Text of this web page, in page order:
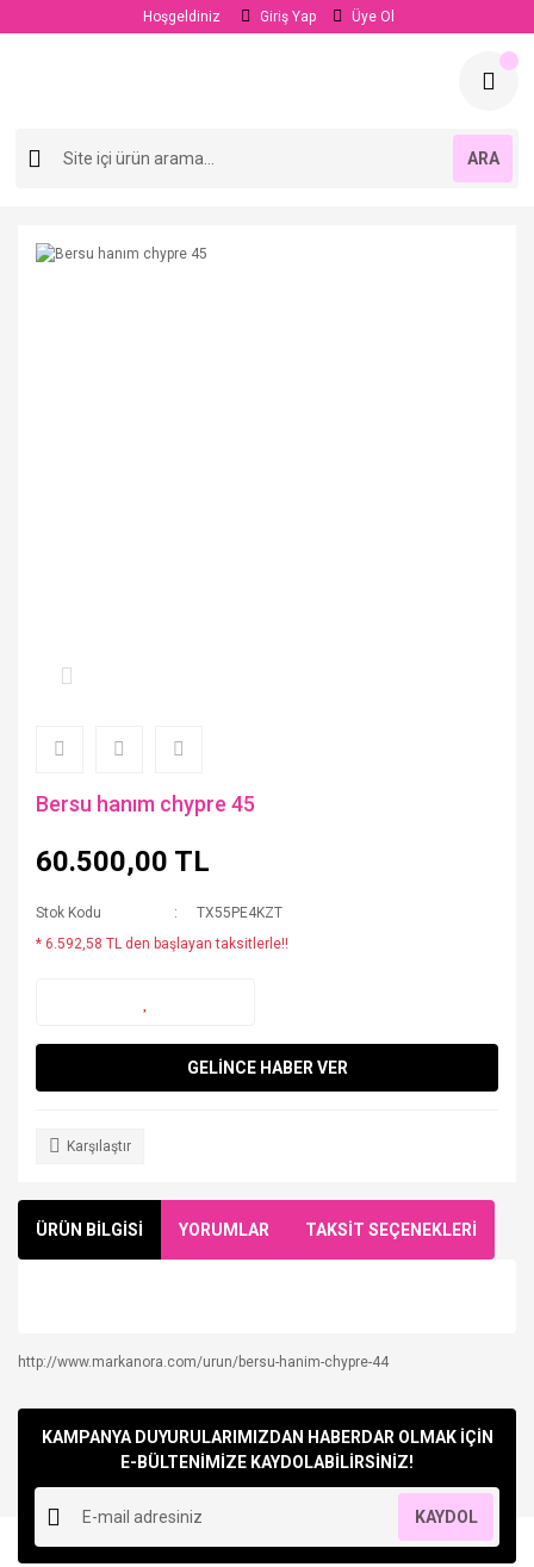
Hoşgeldiniz Giriş Yap Üye Ol
ARA
Bersu hanım chypre 45
60.500,00 TL
Stok Kodu
TX55PE4KZT
* 6.592,58 TL den başlayan taksitlerle!!
GELİNCE HABER VER
Karşılaştır
ÜRÜN BİLGİSİ YORUMLAR TAKSİT SEÇENEKLERİ
Yorum Yaz
http://www.markanora.com/urun/bersu-hanim-chypre-44
KAMPANYA DUYURULARIMIZDAN HABERDAR OLMAK İÇİN
E-BÜLTENİMİZE KAYDOLABİLİRSİNİZ!
KAYDOL